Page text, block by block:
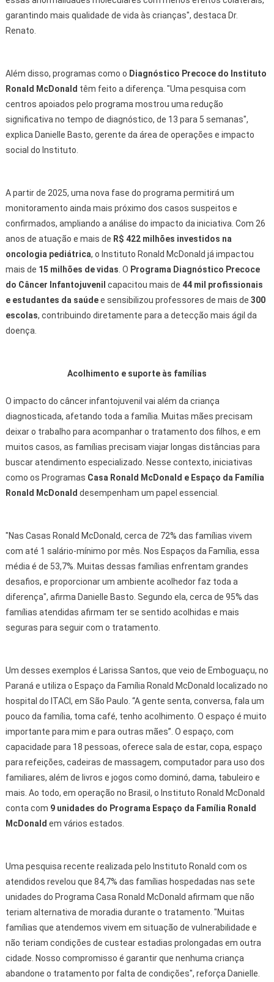
garantindo mais qualidade de vida às crianças", destaca Dr.
Renato.
Além disso, programas como o Diagnóstico Precoce do Instituto
Ronald McDonald têm feito a diferença. "Uma pesquisa com
centros apoiados pelo programa mostrou uma redução
significativa no tempo de diagnóstico, de 13 para 5 semanas",
explica Danielle Basto, gerente da área de operações e impacto
social do Instituto.
A partir de 2025, uma nova fase do programa permitirá um
monitoramento ainda mais próximo dos casos suspeitos e
confirmados, ampliando a análise do impacto da iniciativa. Com 26
anos de atuação e mais de R$ 422 milhões investidos na
oncologia pediátrica, o Instituto Ronald McDonald já impactou
mais de 15 milhões de vidas. O Programa Diagnóstico Precoce
do Câncer Infantojuvenil capacitou mais de 44 mil profissionais
e estudantes da saúdee sensibilizou professores de mais de 300
escolas, contribuindo diretamente para a detecção mais ágil da
doença.
Acolhimento e suporte às famílias
O impacto do câncer infantojuvenil vai além da criança
diagnosticada, afetando toda a família. Muitas mães precisam
deixar o trabalho para acompanhar o tratamento dos filhos, e em
muitos casos, as famílias precisam viajar longas distâncias para
buscar atendimento especializado. Nesse contexto, iniciativas
como os Programas Casa Ronald McDonald e Espaço da Família
Ronald McDonald desempenham um papel essencial.
"Nas Casas Ronald McDonald, cerca de 72% das famílias vivem
com até 1 salário-mínimo por mês. Nos Espaços da Família, essa
média é de 53,7%. Muitas dessas famílias enfrentam grandes
desafios, e proporcionar um ambiente acolhedor faz toda a
diferença", afirma Danielle Basto. Segundo ela, cerca de 95% das
famílias atendidas afirmam ter se sentido acolhidas e mais
seguras para seguir com o tratamento.
Um desses exemplos é Larissa Santos, que veio de Emboguaçu, no
Paraná e utiliza o Espaço da Família Ronald McDonald localizado no
hospital do ITACI, em São Paulo. “A gente senta, conversa, fala um
pouco da família, toma café, tenho acolhimento. O espaço é muito
importante para mim e para outras mães”. O espaço, com
capacidade para 18 pessoas, oferece sala de estar, copa, espaço
para refeições, cadeiras de massagem, computador para uso dos
familiares, além de livros e jogos como dominó, dama, tabuleiro e
mais. Ao todo, em operação no Brasil, o Instituto Ronald McDonald
conta com 9 unidades do Programa Espaço da Família Ronald
McDonald em vários estados.
Uma pesquisa recente realizada pelo Instituto Ronald com os
atendidos revelou que 84,7% das famílias hospedadas nas sete
unidades do Programa Casa Ronald McDonald afirmam que não
teriam alternativa de moradia durante o tratamento. "Muitas
famílias que atendemos vivem em situação de vulnerabilidade e
não teriam condições de custear estadias prolongadas em outra
cidade. Nosso compromisso é garantir que nenhuma criança
abandone o tratamento por falta de condições", reforça Danielle.